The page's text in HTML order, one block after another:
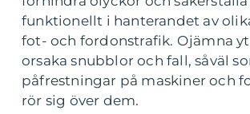
funktionellt i hanterandet av
fot- och fordonstrafik. Ojämna
orsaka snubblor och fall, såväl
påfrestningar på maskiner och
rör sig över dem.